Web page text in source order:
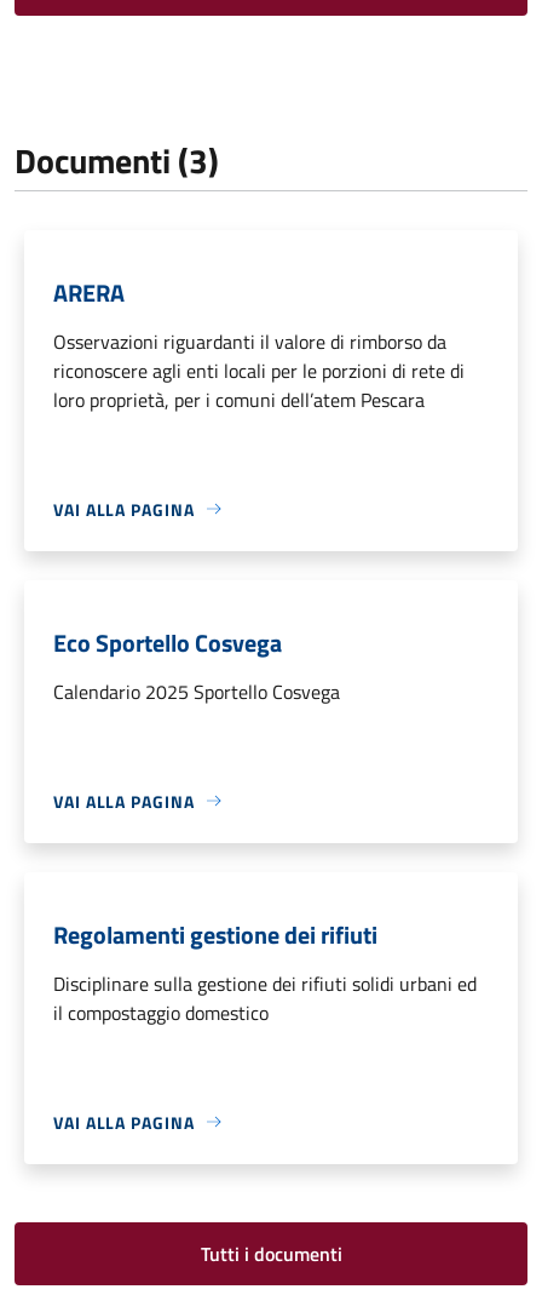
Documenti (3)
ARERA
Osservazioni riguardanti il valore di rimborso da
riconoscere agli enti locali per le porzioni di rete di
loro proprietà, per i comuni dell’atem Pescara
VAI ALLA PAGINA
Eco Sportello Cosvega
Calendario 2025 Sportello Cosvega
VAI ALLA PAGINA
Regolamenti gestione dei rifiuti
Disciplinare sulla gestione dei rifiuti solidi urbani ed
il compostaggio domestico
VAI ALLA PAGINA
Tutti i documenti